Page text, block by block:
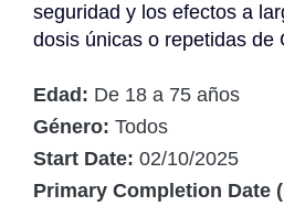
seguridad y los efectos a
dosis únicas o repetidas de
Edad: De 18 a 75 años
Género: Todos
Start Date: 02/10/2025
Primary Completion Date